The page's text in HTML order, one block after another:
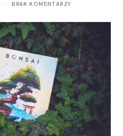
BRAK KOMENTARZY